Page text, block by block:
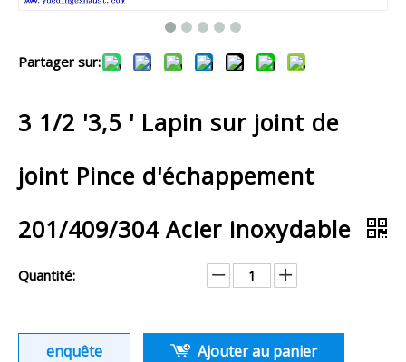
Partager sur:
3 1/2 '3,5 ' Lapin sur joint de
joint Pince d'échappement
201/409/304 Acier inoxydable
Quantité:
enquête Ajouter au panier